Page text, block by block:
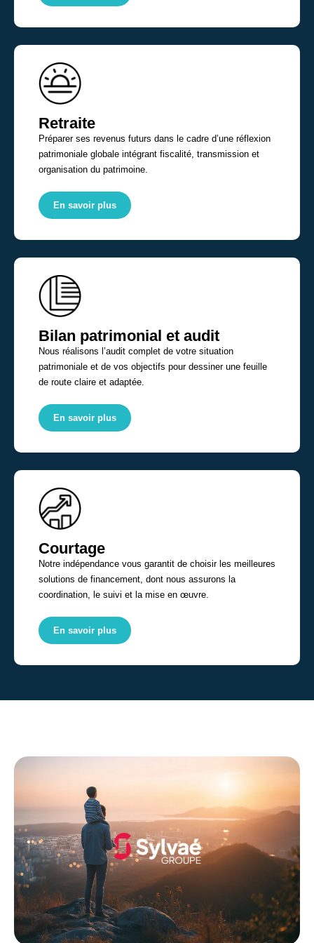
Retraite
Préparer ses revenus futurs dans le cadre d’une réflexion
patrimoniale globale intégrant fiscalité, transmission et
organisation du patrimoine.
En savoir plus
Bilan patrimonial et audit
Nous réalisons l’audit complet de votre situation
patrimoniale et de vos objectifs pour dessiner une feuille
de route claire et adaptée.
En savoir plus
Courtage
Notre indépendance vous garantit de choisir les meilleures
solutions de financement, dont nous assurons la
coordination, le suivi et la mise en œuvre.
En savoir plus